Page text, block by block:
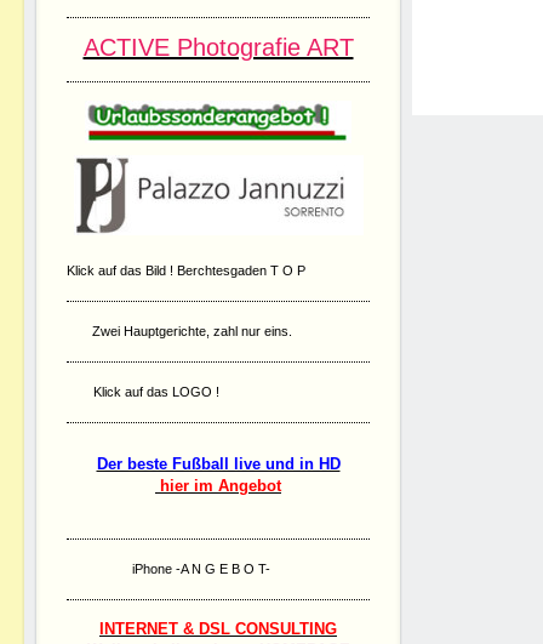
ACTIVE Photografie ART
Klick auf das Bild ! Berchtesgaden T O P
Zwei Hauptgerichte, zahl nur eins.
Klick auf das LOGO !
Der beste Fußball live und in HD
hier im Angebot
iPhone -A N G E B O T-
INTERNET & DSL CONSULTING